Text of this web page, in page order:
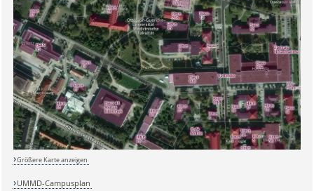
Sicherheitsabfrage:
Größere Karte anzeigen
UMMD-Campusplan